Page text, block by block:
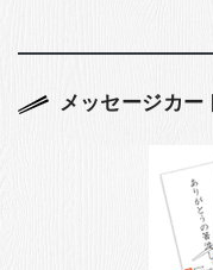
メッセージカー